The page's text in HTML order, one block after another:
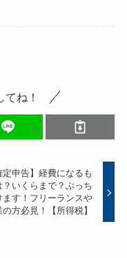
ね！
定申告】経費になるも
？いくらまで？ぶっち
ます！フリーランスや
の方必見！【所得税】